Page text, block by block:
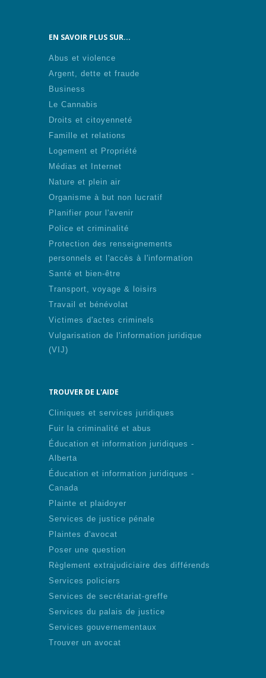
EN SAVOIR PLUS SUR...
Abus et violence
Argent, dette et fraude
Business
Le Cannabis
Droits et citoyenneté
Famille et relations
Logement et Propriété
Médias et Internet
Nature et plein air
Organisme à but non lucratif
Planifier pour l'avenir
Police et criminalité
Protection des renseignements
personnels et l'accès à l'information
Santé et bien-être
Transport, voyage & loisirs
Travail et bénévolat
Victimes d'actes criminels
Vulgarisation de l'information juridique
(VIJ)
TROUVER DE L'AIDE
Cliniques et services juridiques
Fuir la criminalité et abus
Éducation et information juridiques -
Alberta
Éducation et information juridiques -
Canada
Plainte et plaidoyer
Services de justice pénale
Plaintes d'avocat
Poser une question
Règlement extrajudiciaire des différends
Services policiers
Services de secrétariat-greffe
Services du palais de justice
Services gouvernementaux
Trouver un avocat